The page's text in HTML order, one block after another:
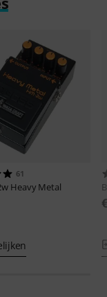
61
Heavy Metal